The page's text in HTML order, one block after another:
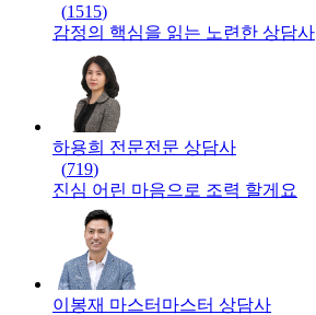
(1515)
감정의 핵심을 읽는 노련한 상담사
하용희 전문전문 상담사
(719)
진심 어린 마음으로 조력 할게요
이봉재 마스터 마스터 상담사